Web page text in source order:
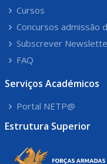
Cursos
Concursos admissão
Subscrever
FAQ
Serviços Académicos
Portal NETP@
Estrutura Superior